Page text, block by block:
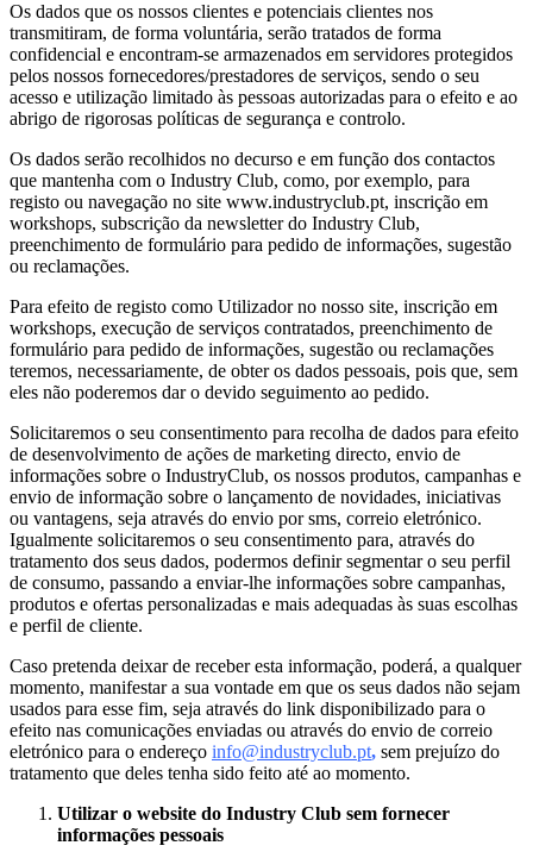
Os dados que os nossos clientes e potenciais clientes nos
transmitiram, de forma voluntária, serão tratados de forma
confidencial e encontram-se armazenados em servidores protegidos
pelos nossos fornecedores/prestadores de serviços, sendo o seu
acesso e utilização limitado às pessoas autorizadas para o efeito e ao
abrigo de rigorosas políticas de segurança e controlo.
Os dados serão recolhidos no decurso e em função dos contactos
que mantenha com o Industry Club, como, por exemplo, para
registo ou navegação no site www.industryclub.pt, inscrição em
workshops, subscrição da newsletter do Industry Club,
preenchimento de formulário para pedido de informações, sugestão
ou reclamações.
Para efeito de registo como Utilizador no nosso site, inscrição em
workshops, execução de serviços contratados, preenchimento de
formulário para pedido de informações, sugestão ou reclamações
teremos, necessariamente, de obter os dados pessoais, pois que, sem
eles não poderemos dar o devido seguimento ao pedido.
Solicitaremos o seu consentimento para recolha de dados para efeito
de desenvolvimento de ações de marketing directo, envio de
informações sobre o IndustryClub, os nossos produtos, campanhas e
envio de informação sobre o lançamento de novidades, iniciativas
ou vantagens, seja através do envio por sms, correio eletrónico.
Igualmente solicitaremos o seu consentimento para, através do
tratamento dos seus dados, podermos definir segmentar o seu perfil
de consumo, passando a enviar-lhe informações sobre campanhas,
produtos e ofertas personalizadas e mais adequadas às suas escolhas
e perfil de cliente.
Caso pretenda deixar de receber esta informação, poderá, a qualquer
momento, manifestar a sua vontade em que os seus dados não sejam
usados para esse fim, seja através do link disponibilizado para o
efeito nas comunicações enviadas ou através do envio de correio
eletrónico para o endereço info@industryclub.pt, sem prejuízo do
tratamento que deles tenha sido feito até ao momento.
Utilizar o website do Industry Club sem fornecer
informações pessoais